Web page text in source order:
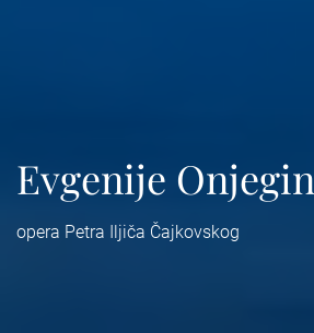
Evgenije Onjegin
opera Petra Iljiča Čajkovskog